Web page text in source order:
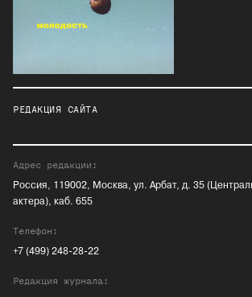
РЕДАКЦИЯ САЙТА
Адрес редакции:
Россия, 119002, Москва, ул. Арбат, д. 35
актера), каб. 655
Телефон:
+7 (499) 248-28-22
Редакция журнала: